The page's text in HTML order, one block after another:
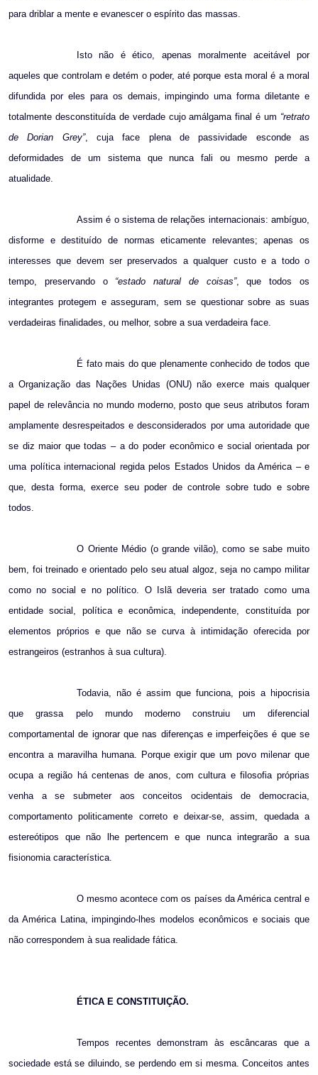
para driblar a mente e evanescer o espírito das massas.
Isto não é ético, apenas moralmente aceitável por
aqueles que controlam e detém o poder, até porque esta moral é a moral
difundida por eles para os demais, impingindo uma forma diletante e
totalmente desconstituída de verdade cujo amálgama final é um “retrato
de Dorian Grey”, cuja face plena de passividade esconde as
deformidades de um sistema que nunca fali ou mesmo perde a
atualidade.
Assim é o sistema de relações internacionais: ambíguo,
disforme e destituído de normas eticamente relevantes; apenas os
interesses que devem ser preservados a qualquer custo e a todo o
tempo, preservando o “estado natural de coisas”, que todos os
integrantes protegem e asseguram, sem se questionar sobre as suas
verdadeiras finalidades, ou melhor, sobre a sua verdadeira face.
É fato mais do que plenamente conhecido de todos que
a Organização das Nações Unidas (ONU) não exerce mais qualquer
papel de relevância no mundo moderno, posto que seus atributos foram
amplamente desrespeitados e desconsiderados por uma autoridade que
se diz maior que todas – a do poder econômico e social orientada por
uma política internacional regida pelos Estados Unidos da América – e
que, desta forma, exerce seu poder de controle sobre tudo e sobre
todos.
O Oriente Médio (o grande vilão), como se sabe muito
bem, foi treinado e orientado pelo seu atual algoz, seja no campo militar
como no social e no político. O Islã deveria ser tratado como uma
entidade social, política e econômica, independente, constituída por
elementos próprios e que não se curva à intimidação oferecida por
estrangeiros (estranhos à sua cultura).
Todavia, não é assim que funciona, pois a hipocrisia
que grassa pelo mundo moderno construiu um diferencial
comportamental de ignorar que nas diferenças e imperfeições é que se
encontra a maravilha humana. Porque exigir que um povo milenar que
ocupa a região há centenas de anos, com cultura e filosofia próprias
venha a se submeter aos conceitos ocidentais de democracia,
comportamento politicamente correto e deixar-se, assim, quedada a
estereótipos que não lhe pertencem e que nunca integrarão a sua
fisionomia característica.
O mesmo acontece com os países da América central e
da América Latina, impingindo-lhes modelos econômicos e sociais que
não correspondem à sua realidade fática.
ÉTICA E CONSTITUIÇÃO.
Tempos recentes demonstram às escâncaras que a
sociedade está se diluindo, se perdendo em si mesma. Conceitos antes